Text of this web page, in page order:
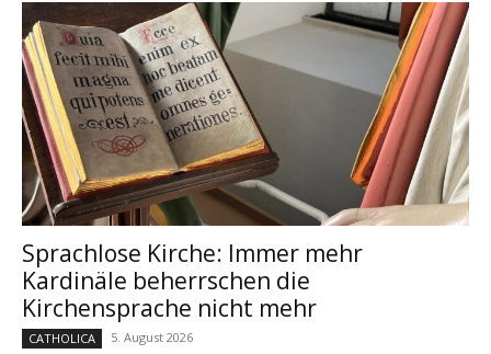
Sprachlose Kirche: Immer mehr
Kardinäle beherrschen die
Kirchensprache nicht mehr
CATHOLICA 5. August 2026